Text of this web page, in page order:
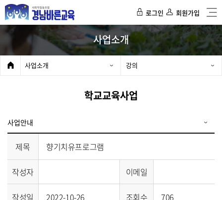
로그인 회원가입
사업소개
사업소개 강의
학교교육사업
사업안내
제목 향기치유프로그램
작성자 이메일
작성일 2022-10-26 조회수 706